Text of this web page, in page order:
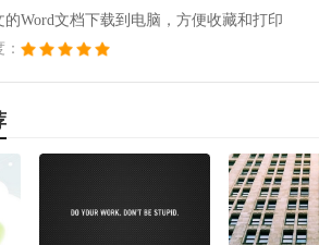
的Word文档下载到电脑，方便收藏和打印